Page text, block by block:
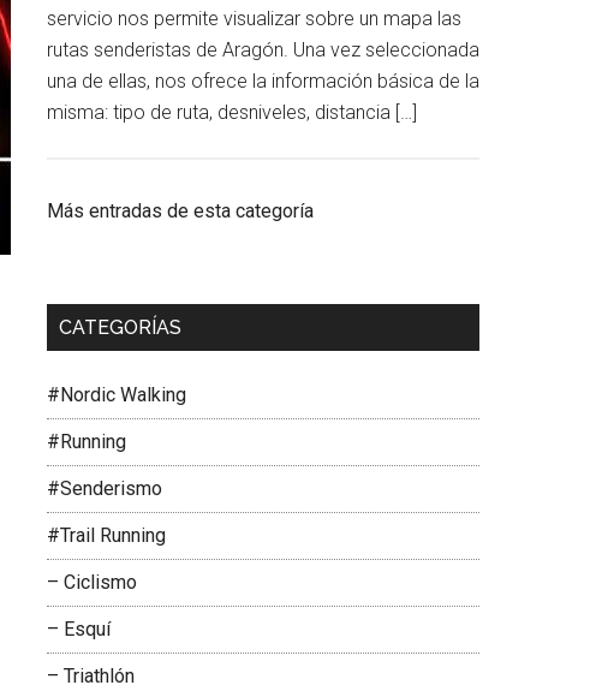
servicio nos permite visualizar sobre un mapa las
rutas senderistas de Aragón. Una vez seleccionada
una de ellas, nos ofrece la información básica de la
misma: tipo de ruta, desniveles, distancia […]
Más entradas de esta categoría
CATEGORÍAS
#Nordic Walking
#Running
#Senderismo
#Trail Running
– Ciclismo
– Esquí
– Triathlón